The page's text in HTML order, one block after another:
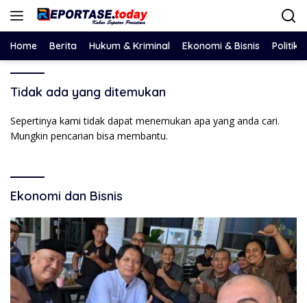
Langsung
Home Berita Hukum & Kriminal Ekonomi & Bisnis Politik
Tidak ada yang ditemukan
Sepertinya kami tidak dapat menemukan apa yang anda cari.
Mungkin pencarian bisa membantu.
Ekonomi dan Bisnis